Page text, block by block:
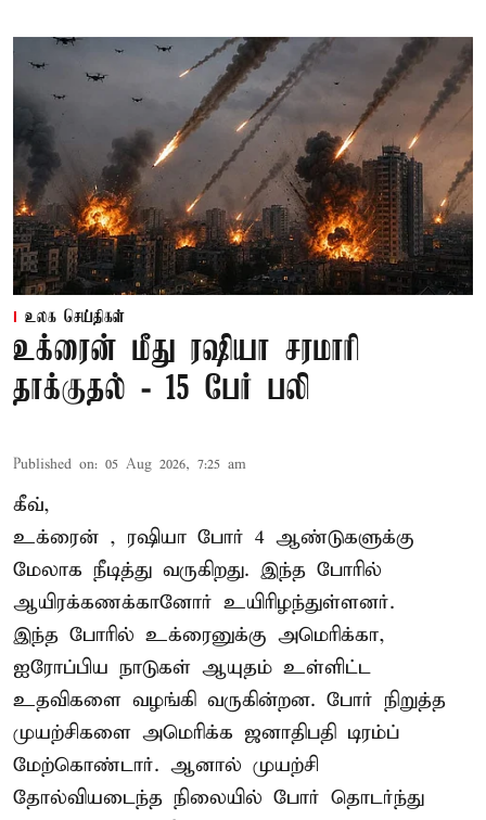
உலக செய்திகள்
உக்ரைன் மீது ரஷியா சரமாரி
தாக்குதல் - 15 பேர் பலி
Published on: 05 Aug 2026, 7:25 am
கீவ்,
உக்ரைன் , ரஷியா போர் 4 ஆண்டுகளுக்கு
மேலாக நீடித்து வருகிறது. இந்த போரில்
ஆயிரக்கணக்கானோர் உயிரிழந்துள்ளனர்.
இந்த போரில் உக்ரைனுக்கு அமெரிக்கா,
ஐரோப்பிய நாடுகள் ஆயுதம் உள்ளிட்ட
உதவிகளை வழங்கி வருகின்றன. போர் நிறுத்த
முயற்சிகளை அமெரிக்க ஜனாதிபதி டிரம்ப்
மேற்கொண்டார். ஆனால் முயற்சி
தோல்வியடைந்த நிலையில் போர் தொடர்ந்து